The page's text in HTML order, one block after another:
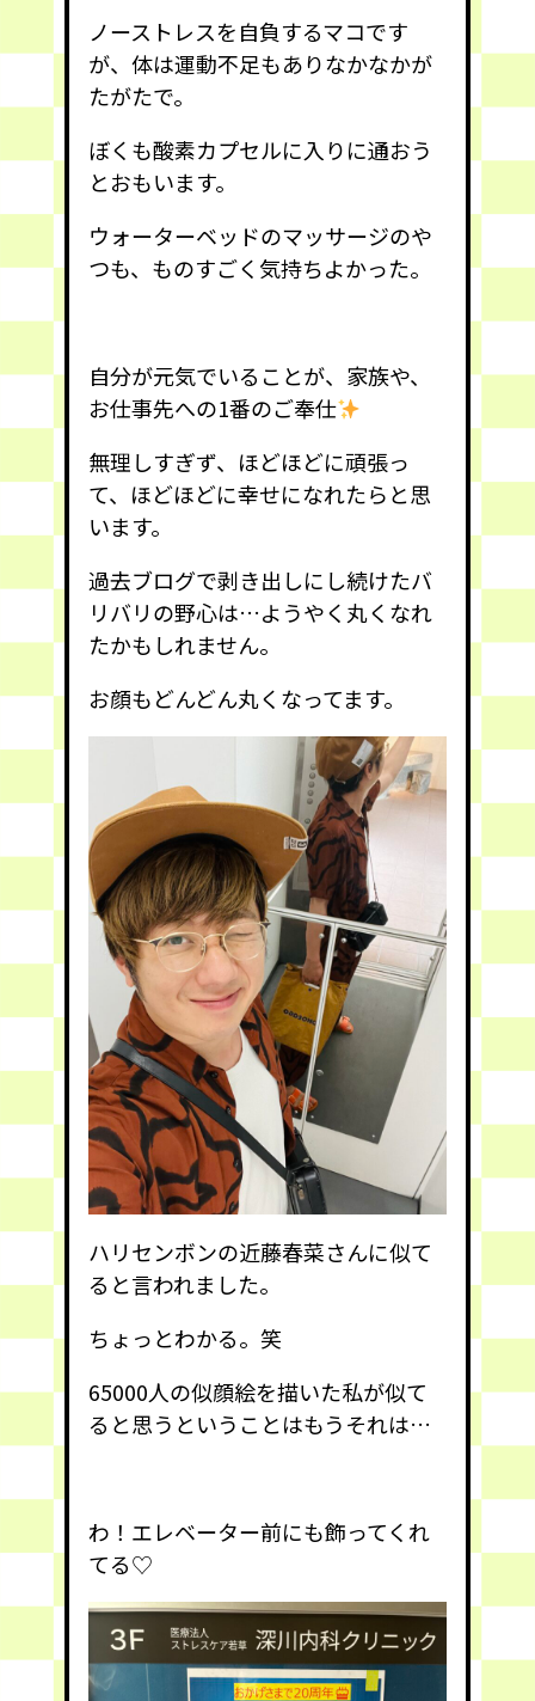
ノーストレスを自負するマコです
が、体は運動不足もありなかなかが
たがたで。
ぼくも酸素カプセルに入りに通おう
とおもいます。
ウォーターベッドのマッサージのや
つも、ものすごく気持ちよかった。
自分が元気でいることが、家族や、
お仕事先への1番のご奉仕
無理しすぎず、ほどほどに頑張っ
て、ほどほどに幸せになれたらと思
います。
過去ブログで剥き出しにし続けたバ
リバリの野心は…ようやく丸くなれ
たかもしれません。
お顔もどんどん丸くなってます。
ハリセンボンの近藤春菜さんに似て
ると言われました。
ちょっとわかる。笑
65000人の似顔絵を描いた私が似て
ると思うということはもうそれは…
わ！エレベーター前にも飾ってくれ
てる♡